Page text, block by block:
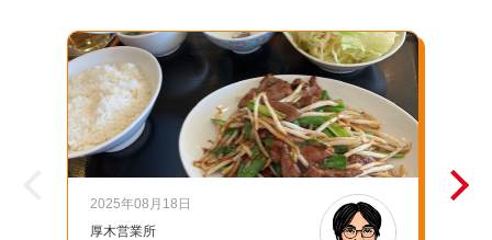
2025年08月18日
厚木営業所